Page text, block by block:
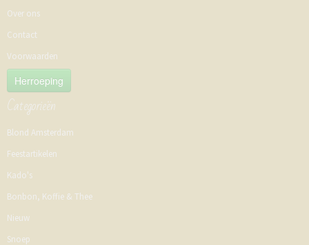
Over ons
Contact
Voorwaarden
Herroeping
Categorieën
Blond Amsterdam
Feestartikelen
Kado's
Bonbon, Koffie & Thee
Nieuw
Snoep